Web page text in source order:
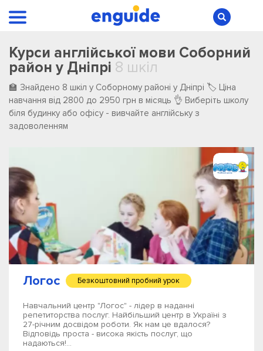
Курси англійської мови Соборний
район у Дніпрі 8 шкіл
🏫 Знайдено 8 шкіл у Соборному районі у Дніпрі 🏷️ Ціна
навчання від 2800 до 2950 грн в місяць 👌 Виберіть школу
біля будинку або офісу - вивчайте англійську з
задоволенням
Логос Безкоштовний пробний урок
Навчальний центр "Логос" - лідер в наданні
репетиторства послуг. Найбільший центр в Україні з
27-річним досвідом роботи. Як нам це вдалося?
Відповідь проста - висока якість послуг, що
надаються!...